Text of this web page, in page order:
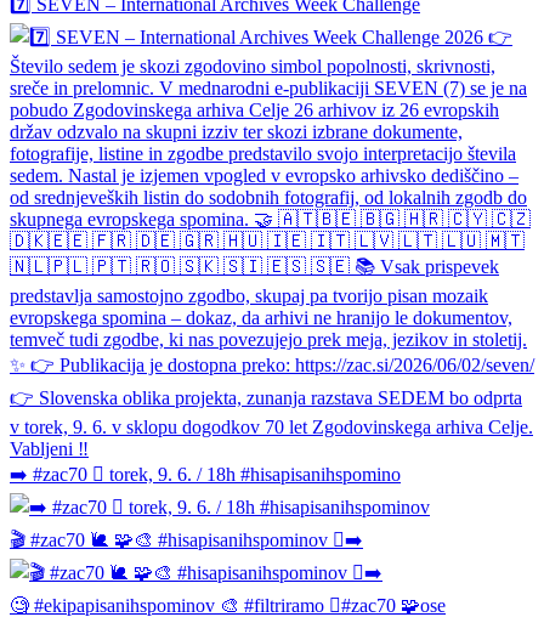
➡️ #zac70 🫆 torek, 9. 6. / 18h #hisapisanihspomino
🎬 #zac70 🐌 🧩🎨 #hisapisanihspominov 🫆➡️
🧐 #ekipapisanihspominov 🎨 #filtriramo 🫆#zac70 🧩ose